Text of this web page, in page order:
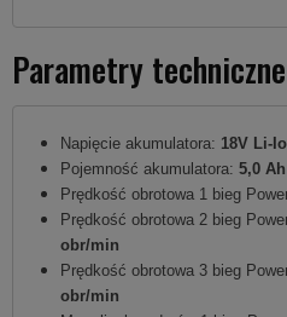
Parametry techniczne
Napięcie akumulatora: 18V Li-
Pojemność akumulatora: 5,0 Ah
Prędkość obrotowa 1 bieg
Prędkość obrotowa 2 bieg
obr/min
Prędkość obrotowa 3 bieg
obr/min